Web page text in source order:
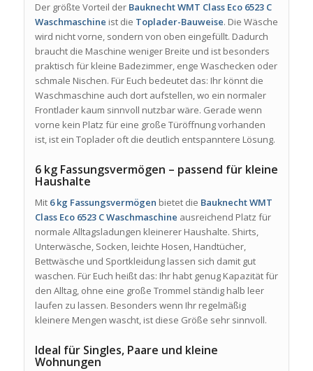
Der größte Vorteil der Bauknecht WMT Class Eco 6523 C
Waschmaschine ist die Toplader-Bauweise. Die Wäsche
wird nicht vorne, sondern von oben eingefüllt. Dadurch
braucht die Maschine weniger Breite und ist besonders
praktisch für kleine Badezimmer, enge Waschecken oder
schmale Nischen. Für Euch bedeutet das: Ihr könnt die
Waschmaschine auch dort aufstellen, wo ein normaler
Frontlader kaum sinnvoll nutzbar wäre. Gerade wenn
vorne kein Platz für eine große Türöffnung vorhanden
ist, ist ein Toplader oft die deutlich entspanntere Lösung.
6 kg Fassungsvermögen – passend für kleine
Haushalte
Mit 6 kg Fassungsvermögen bietet die Bauknecht WMT
Class Eco 6523 C Waschmaschine ausreichend Platz für
normale Alltagsladungen kleinerer Haushalte. Shirts,
Unterwäsche, Socken, leichte Hosen, Handtücher,
Bettwäsche und Sportkleidung lassen sich damit gut
waschen. Für Euch heißt das: Ihr habt genug Kapazität für
den Alltag, ohne eine große Trommel ständig halb leer
laufen zu lassen. Besonders wenn Ihr regelmäßig
kleinere Mengen wascht, ist diese Größe sehr sinnvoll.
Ideal für Singles, Paare und kleine
Wohnungen